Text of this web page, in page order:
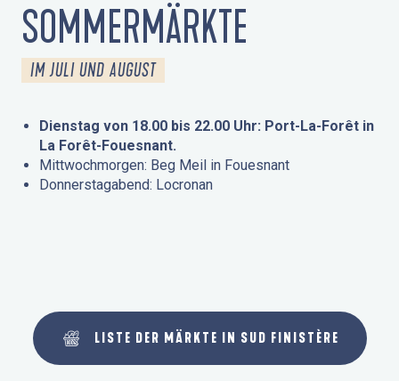
SOMMERMÄRKTE
IM JULI UND AUGUST
Dienstag von 18.00 bis 22.00 Uhr: Port-La-Forêt in
La Forêt-Fouesnant.
Mittwochmorgen: Beg Meil in Fouesnant
Donnerstagabend: Locronan
LISTE DER MÄRKTE IN SUD FINISTÈRE